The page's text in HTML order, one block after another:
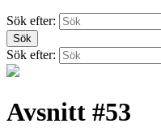
Sök efter:
Sök
Sök efter:
Avsnitt #53